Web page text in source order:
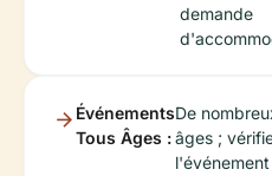
demande
Événements
Tous Âges :
De
âges ;